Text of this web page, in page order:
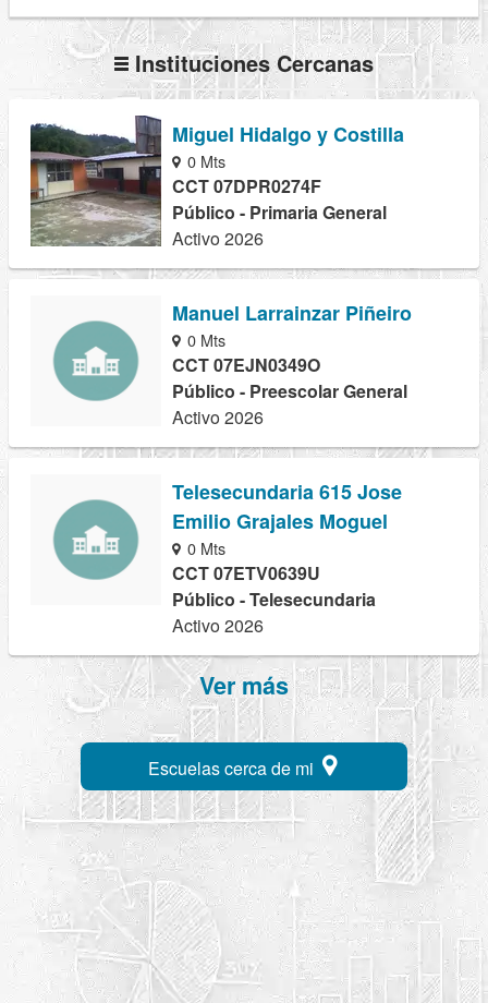
Instituciones Cercanas
Miguel Hidalgo y Costilla
0 Mts
CCT 07DPR0274F
Público - Primaria General
Activo 2026
Manuel Larrainzar Piñeiro
0 Mts
CCT 07EJN0349O
Público - Preescolar General
Activo 2026
Telesecundaria 615 Jose
Emilio Grajales Moguel
0 Mts
CCT 07ETV0639U
Público - Telesecundaria
Activo 2026
Ver más
Escuelas cerca de mi